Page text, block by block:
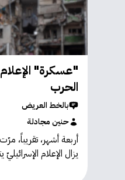
"عسكرة" الإعلام
الحرب
بالخط العريض
حنين مجادلة
أربعة أشهر، تقريباً،
يزال الإعلام